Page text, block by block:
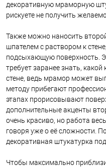
декоративную мраморную
рискуете не получить
Также можно наносить
шпателем с раствором к
подсыхающую поверхность.
требует заранее знать,
стене, ведь мрамор может
методу прибегают
этапах прорисовывают
дополнительные акценты
очень красиво, но работа
говоря уже о её сложности.
декоративная штукатурка
Чтобы максимально